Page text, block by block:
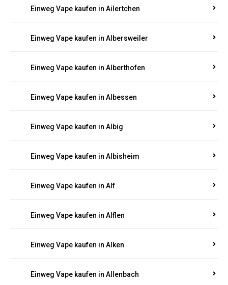
Einweg Vape kaufen in Ailertchen
Einweg Vape kaufen in Albersweiler
Einweg Vape kaufen in Alberthofen
Einweg Vape kaufen in Albessen
Einweg Vape kaufen in Albig
Einweg Vape kaufen in Albisheim
Einweg Vape kaufen in Alf
Einweg Vape kaufen in Alflen
Einweg Vape kaufen in Alken
Einweg Vape kaufen in Allenbach